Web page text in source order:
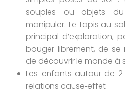
souples ou objets
manipuler. Le tapis au
principal d’exploration,
bouger librement, de se
de découvrir le monde à
Les enfants autour de
relations cause‑effet